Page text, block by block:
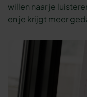
willen naar je
en je krijgt meer